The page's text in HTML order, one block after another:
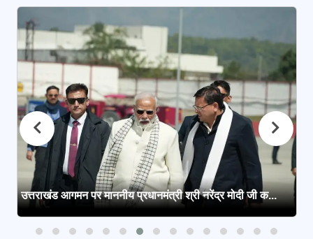
उत्तराखंड आगमन पर माननीय प्रधानमंत्री श्री नरेंद्र मोदी जी क...